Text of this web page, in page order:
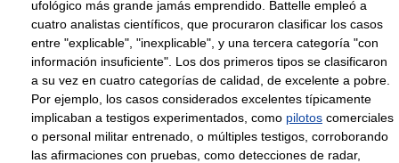
ufológico más grande jamás emprendido. Battelle empleó a
cuatro analistas científicos, que procuraron clasificar los casos
entre "explicable", "inexplicable", y una tercera categoría "con
información insuficiente". Los dos primeros tipos se clasificaron
a su vez en cuatro categorías de calidad, de excelente a pobre.
Por ejemplo, los casos considerados excelentes típicamente
implicaban a testigos experimentados, como pilotos comerciales
o personal militar entrenado, o múltiples testigos, corroborando
las afirmaciones con pruebas, como detecciones de radar,